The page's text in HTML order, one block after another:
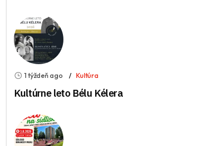
1 týždeň ago Kultúra
Kultúrne leto Bélu Kélera